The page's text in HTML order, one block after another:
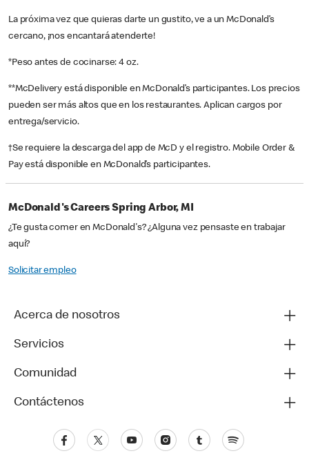
La próxima vez que quieras darte un gustito, ve a un McDonald’s
cercano, ¡nos encantará atenderte!
*Peso antes de cocinarse: 4 oz.
**McDelivery está disponible en McDonald’s participantes. Los precios
pueden ser más altos que en los restaurantes. Aplican cargos por
entrega/servicio.
†Se requiere la descarga del app de McD y el registro. Mobile Order &
Pay está disponible en McDonald’s participantes.
McDonald's Careers Spring Arbor, MI
¿Te gusta comer en McDonald's? ¿Alguna vez pensaste en trabajar
aquí?
Solicitar empleo
Acerca de nosotros
Servicios
Comunidad
Contáctenos